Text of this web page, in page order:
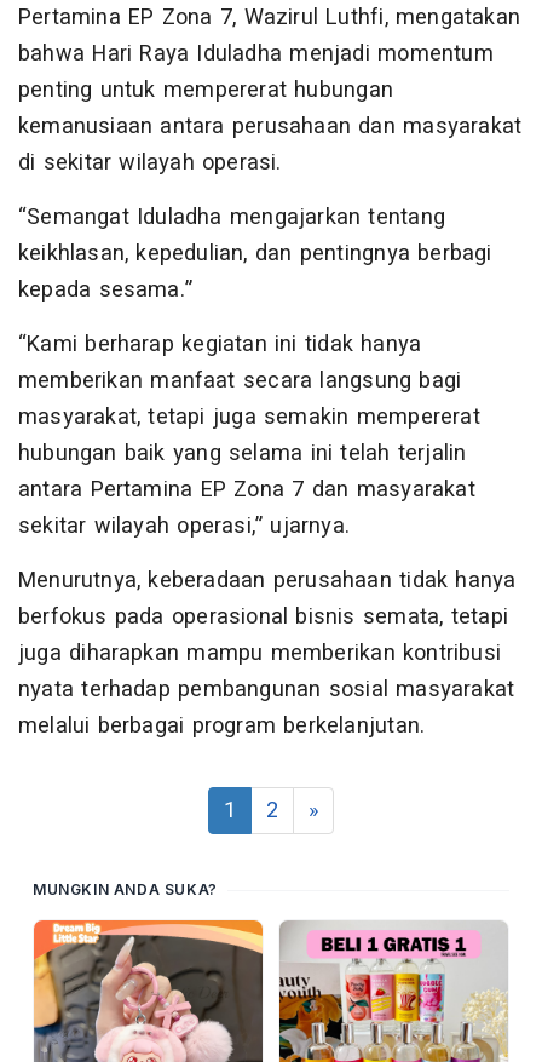
Pertamina EP Zona 7, Wazirul Luthfi, mengatakan
bahwa Hari Raya Iduladha menjadi momentum
penting untuk mempererat hubungan
kemanusiaan antara perusahaan dan masyarakat
di sekitar wilayah operasi.
“Semangat Iduladha mengajarkan tentang
keikhlasan, kepedulian, dan pentingnya berbagi
kepada sesama.”
“Kami berharap kegiatan ini tidak hanya
memberikan manfaat secara langsung bagi
masyarakat, tetapi juga semakin mempererat
hubungan baik yang selama ini telah terjalin
antara Pertamina EP Zona 7 dan masyarakat
sekitar wilayah operasi,” ujarnya.
Menurutnya, keberadaan perusahaan tidak hanya
berfokus pada operasional bisnis semata, tetapi
juga diharapkan mampu memberikan kontribusi
nyata terhadap pembangunan sosial masyarakat
melalui berbagai program berkelanjutan.
1 2 »